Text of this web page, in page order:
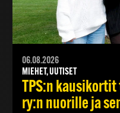
06.08.2026
MIEHET, UUTISET
TPS:n kausikortit
ry:n nuorille ja